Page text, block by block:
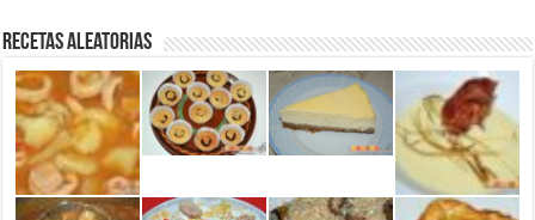
Recetas aleatorias